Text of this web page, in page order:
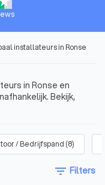
installateurs in Ronse
in Ronse en
Bekijk,
/ Bedrijfspand (8)
filter_list Filters